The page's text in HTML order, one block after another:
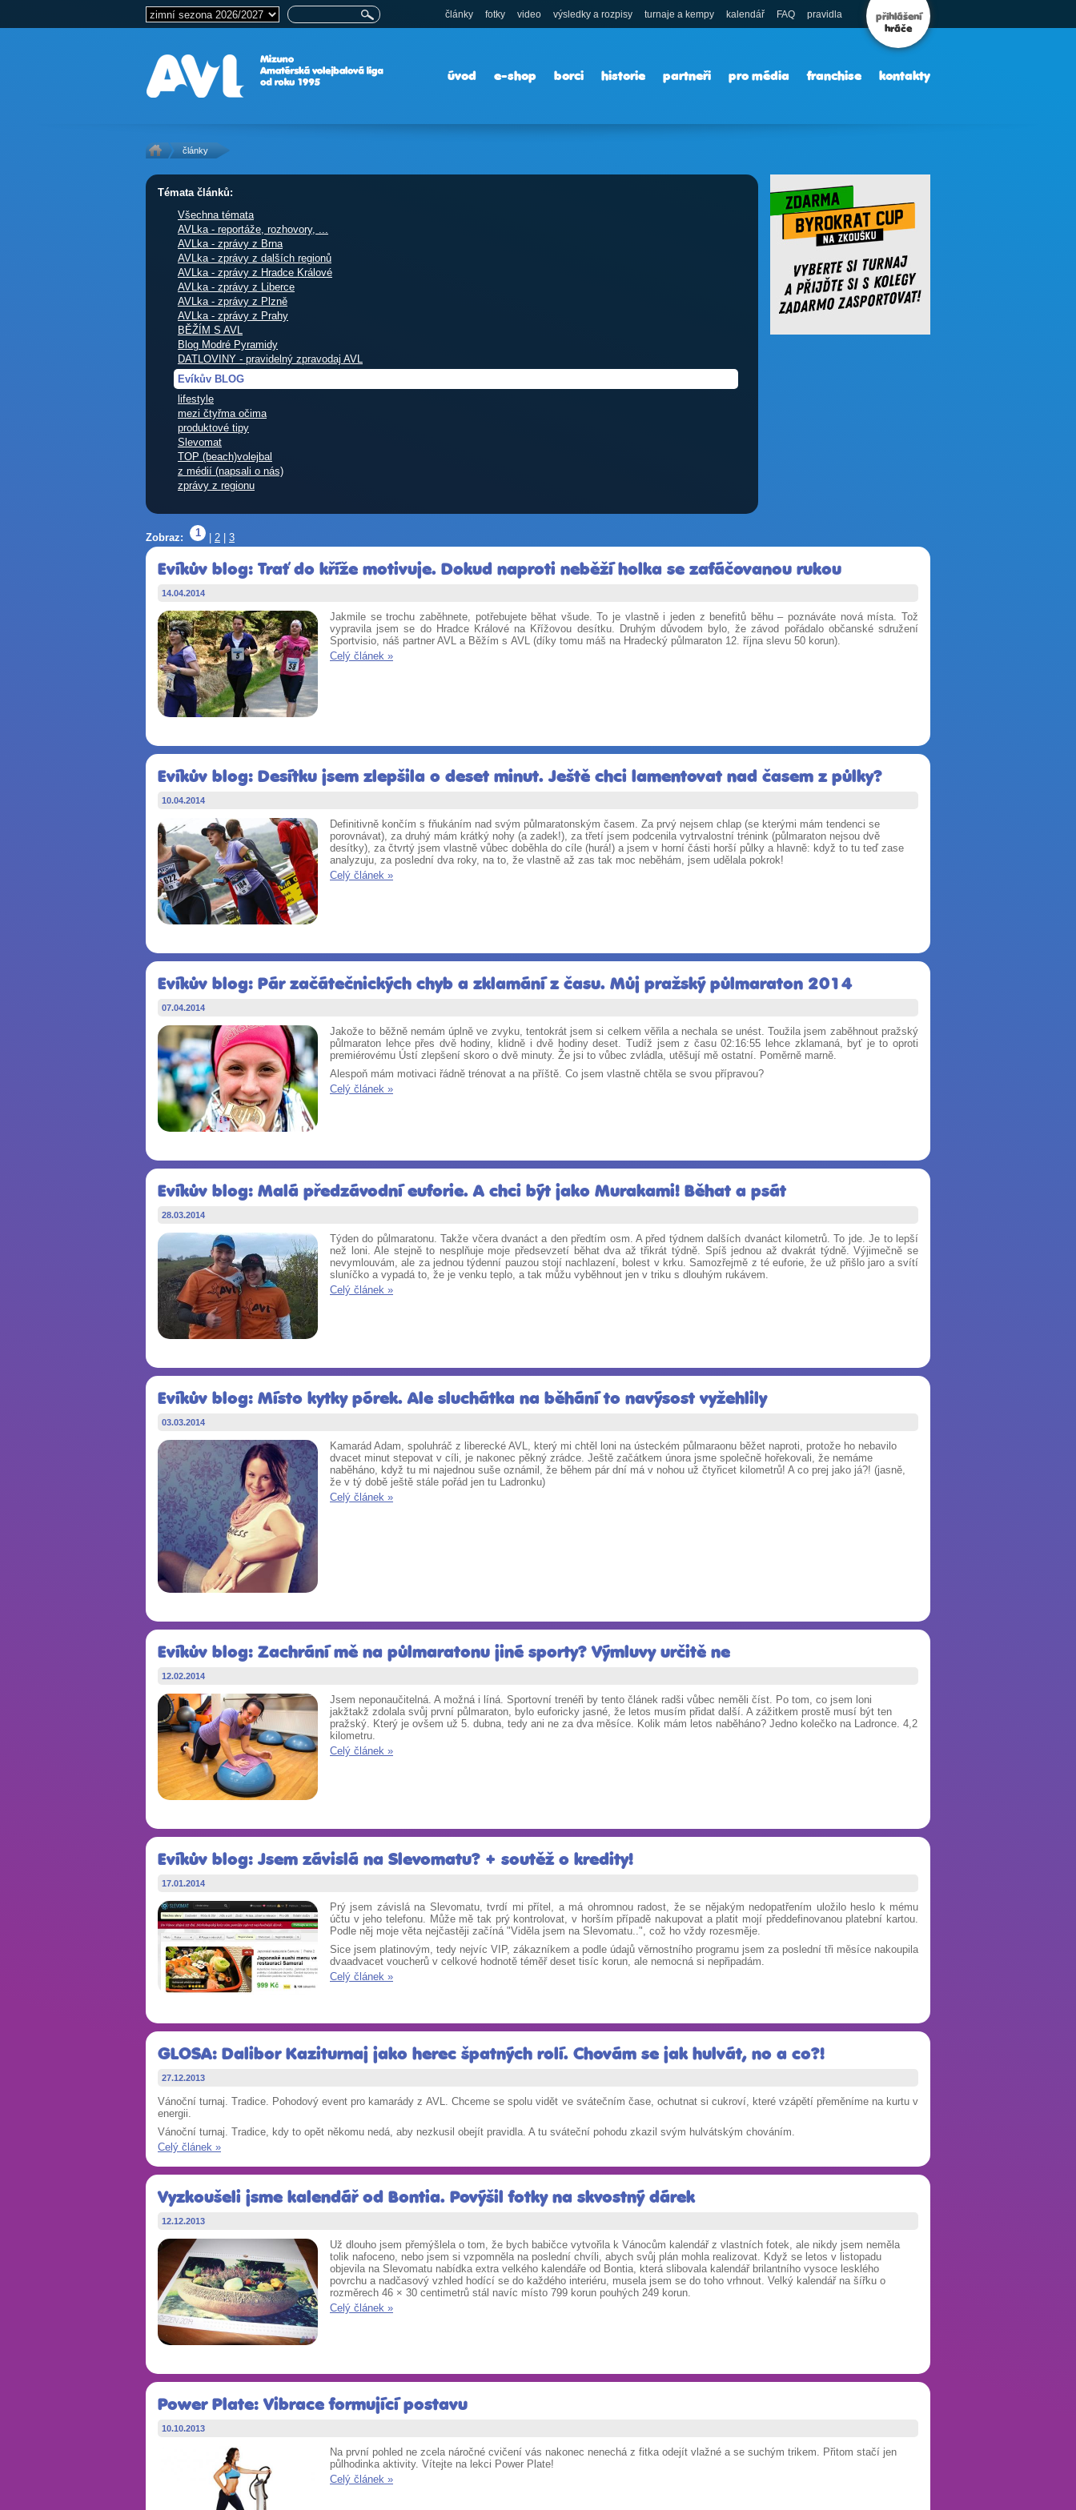
přihlášení
hráče
pravidla
FAQ
kalendář
turnaje a kempy
výsledky a rozpisy
video
fotky
články
kontakty
franchise
pro média
partneři
historie
borci
e-shop
úvod
články
Témata článků:
Všechna témata
AVLka - reportáže, rozhovory, ...
AVLka - zprávy z Brna
AVLka - zprávy z dalších regionů
AVLka - zprávy z Hradce Králové
AVLka - zprávy z Liberce
AVLka - zprávy z Plzně
AVLka - zprávy z Prahy
BĚŽÍM S AVL
Blog Modré Pyramidy
DATLOVINY - pravidelný zpravodaj AVL
Evíkův BLOG
lifestyle
mezi čtyřma očima
produktové tipy
Slevomat
TOP (beach)volejbal
z médií (napsali o nás)
zprávy z regionu
Zobraz: 1 2 3
Evíkův blog: Trať do kříže motivuje. Dokud naproti neběží holka se zafáčovanou rukou
14.04.2014
Jakmile se trochu zaběhnete, potřebujete běhat všude. To je vlastně i jeden z benefitů běhu – poznáváte nová místa. Tož
vypravila jsem se do Hradce Králové na Křížovou desítku. Druhým důvodem bylo, že závod pořádalo občanské sdružení
Sportvisio, náš partner AVL a Běžím s AVL (díky tomu máš na Hradecký půlmaraton 12. října slevu 50 korun).
Celý článek »
Evíkův blog: Desítku jsem zlepšila o deset minut. Ještě chci lamentovat nad časem z půlky?
10.04.2014
Definitivně končím s fňukáním nad svým půlmaratonským časem. Za prvý nejsem chlap (se kterými mám tendenci se
porovnávat), za druhý mám krátký nohy (a zadek!), za třetí jsem podcenila vytrvalostní trénink (půlmaraton nejsou dvě
desítky), za čtvrtý jsem vlastně vůbec doběhla do cíle (hurá!) a jsem v horní části horší půlky a hlavně: když to tu teď zase
analyzuju, za poslední dva roky, na to, že vlastně až zas tak moc neběhám, jsem udělala pokrok!
Celý článek »
Evíkův blog: Pár začátečnických chyb a zklamání z času. Můj pražský půlmaraton 2014
07.04.2014
Jakože to běžně nemám úplně ve zvyku, tentokrát jsem si celkem věřila a nechala se unést. Toužila jsem zaběhnout pražský
půlmaraton lehce přes dvě hodiny, klidně i dvě hodiny deset. Tudíž jsem z času 02:16:55 lehce zklamaná, byť je to oproti
premiérovému Ústí zlepšení skoro o dvě minuty. Že jsi to vůbec zvládla, utěšují mě ostatní. Poměrně marně.
Alespoň mám motivaci řádně trénovat a na příště. Co jsem vlastně chtěla se svou přípravou?
Celý článek »
Evíkův blog: Malá předzávodní euforie. A chci být jako Murakami! Běhat a psát
28.03.2014
Týden do půlmaratonu. Takže včera dvanáct a den předtím osm. A před týdnem dalších dvanáct kilometrů. To jde. Je to lepší
než loni. Ale stejně to nesplňuje moje předsevzetí běhat dva až třikrát týdně. Spíš jednou až dvakrát týdně.Výjimečně se
nevymlouvám, ale za jednou týdenní pauzou stojí nachlazení, bolest v krku. Samozřejmě z té euforie, že už přišlo jaro a svítí
sluníčko a vypadá to, že je venku teplo, a tak můžu vyběhnout jen v triku s dlouhým rukávem.
Celý článek »
Evíkův blog: Místo kytky pórek. Ale sluchátka na běhání to navýsost vyžehlily
03.03.2014
Kamarád Adam, spoluhráč z liberecké AVL, který mi chtěl loni na ústeckém půlmaraonu běžet naproti, protože ho nebavilo
dvacet minut stepovat v cíli, je nakonec pěkný zrádce. Ještě začátkem února jsme společně hořekovali, že nemáme
naběháno, když tu mi najednou suše oznámil, že během pár dní má v nohou už čtyřicet kilometrů! A co prej jako já?! (jasně,
že v tý době ještě stále pořád jen tu Ladronku)
Celý článek »
Evíkův blog: Zachrání mě na půlmaratonu jiné sporty? Výmluvy určitě ne
12.02.2014
Jsem neponaučitelná. A možná i líná. Sportovní trenéři by tento článek radši vůbec neměli číst. Po tom, co jsem loni
jakžtakž zdolala svůj první půlmaraton, bylo euforicky jasné, že letos musím přidat další. A zážitkem prostě musí být ten
pražský. Který je ovšem už 5. dubna, tedy ani ne za dva měsíce. Kolik mám letos naběháno? Jedno kolečko na Ladronce. 4,2
kilometru.
Celý článek »
Evíkův blog: Jsem závislá na Slevomatu? + soutěž o kredity!
17.01.2014
Prý jsem závislá na Slevomatu, tvrdí mi přítel, a má ohromnou radost, že se nějakým nedopatřením uložilo heslo k mému
účtu v jeho telefonu. Může mě tak prý kontrolovat, v horším případě nakupovat a platit mojí předdefinovanou platební kartou.
Podle něj moje věta nejčastěji začíná "Viděla jsem na Slevomatu..", což ho vždy rozesměje.
Sice jsem platinovým, tedy nejvíc VIP, zákazníkem a podle údajů věrnostního programu jsem za poslední tři měsíce nakoupila
dvaadvacet voucherů v celkové hodnotě téměř deset tisíc korun, ale nemocná si nepřipadám.
Celý článek »
GLOSA: Dalibor Kaziturnaj jako herec špatných rolí. Chovám se jak hulvát, no a co?!
27.12.2013
Vánoční turnaj. Tradice. Pohodový event pro kamarády z AVL. Chceme se spolu vidět ve svátečním čase, ochutnat si cukroví, které vzápětí přeměníme na kurtu v
energii.
Vánoční turnaj. Tradice, kdy to opět někomu nedá, aby nezkusil obejít pravidla. A tu sváteční pohodu zkazil svým hulvátským chováním.
Celý článek »
Vyzkoušeli jsme kalendář od Bontia. Povýšil fotky na skvostný dárek
12.12.2013
Už dlouho jsem přemýšlela o tom, že bych babičce vytvořila k Vánocům kalendář z vlastních fotek, ale nikdy jsem neměla
tolik nafoceno, nebo jsem si vzpomněla na poslední chvíli, abych svůj plán mohla realizovat. Když se letos v listopadu
objevila na Slevomatu nabídka extra velkého kalendáře od Bontia, která slibovala kalendář brilantního vysoce lesklého
povrchu a nadčasový vzhled hodící se do každého interiéru, musela jsem se do toho vrhnout. Velký kalendář na šířku o
rozměrech 46 × 30 centimetrů stál navíc místo 799 korun pouhých 249 korun.
Celý článek »
Power Plate: Vibrace formující postavu
10.10.2013
Na první pohled ne zcela náročné cvičení vás nakonec nenechá z fitka odejít vlažné a se suchým trikem. Přitom stačí jen
půlhodinka aktivity. Vítejte na lekci Power Plate!
Celý článek »